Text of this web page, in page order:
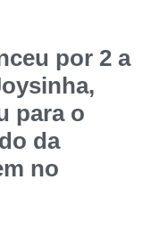
por 2 a
para o
da
no